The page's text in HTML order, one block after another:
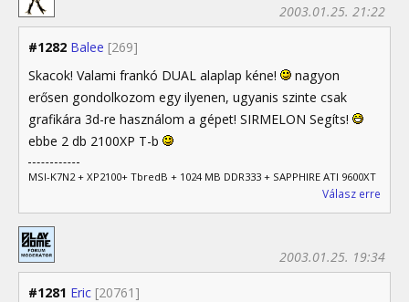
#1282 Balee [269]
2003.01.25. 21:22
Skacok! Valami frankó DUAL alaplap kéne!
nagyon
erősen gondolkozom egy ilyenen, ugyanis szinte csak
grafikára 3d-re használom a gépet! SIRMELON Segíts!
ebbe 2 db 2100XP T-b
MSI-K7N2 + XP2100+ TbredB + 1024 MB DDR333 + SAPPHIRE ATI 9600XT
Válasz erre
#1281 Eric [20761]
2003.01.25. 19:34